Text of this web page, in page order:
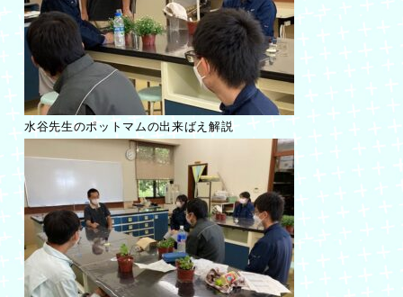
水谷先生のポットマムの出来ばえ解説